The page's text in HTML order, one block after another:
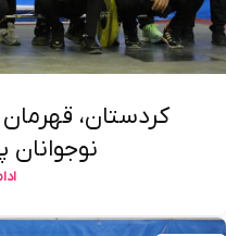
کردستان،